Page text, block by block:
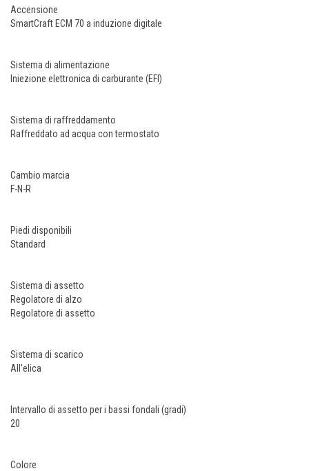
Accensione
SmartCraft ECM 70 a induzione digitale
Sistema di alimentazione
Iniezione elettronica di carburante (EFI)
Sistema di raffreddamento
Raffreddato ad acqua con termostato
Cambio marcia
F-N-R
Piedi disponibili
Standard
Sistema di assetto
Regolatore di alzo
Regolatore di assetto
Sistema di scarico
All'elica
Intervallo di assetto per i bassi fondali (gradi)
20
Colore